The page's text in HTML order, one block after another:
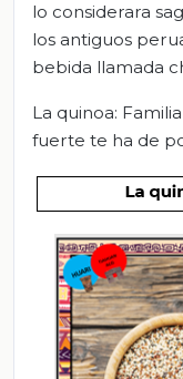
lo considerara
los antiguos
bebida llamada
La quinoa:
fuerte te ha de